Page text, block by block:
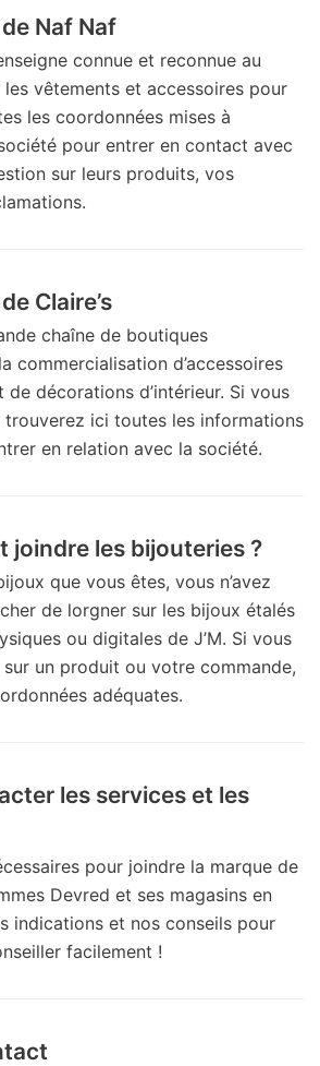
Naf Naf
connue et reconnue au
vêtements et accessoires pour
les coordonnées mises à
pour entrer en contact avec
sur leurs produits, vos
Claire’s
chaîne de boutiques
commercialisation d’accessoires
décorations d’intérieur. Si vous
ici toutes les informations
en relation avec la société.
joindre les bijouteries ?
que vous êtes, vous n’avez
de lorgner sur les bijoux étalés
ou digitales de J’M. Si vous
un produit ou votre commande,
adéquates.
les services et les
pour joindre la marque de
Devred et ses magasins en
indications et nos conseils pour
facilement !